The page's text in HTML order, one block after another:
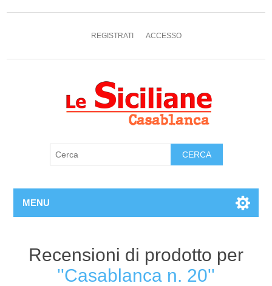
REGISTRATI ACCESSO
MENU
Recensioni di prodotto per
Casablanca n. 20